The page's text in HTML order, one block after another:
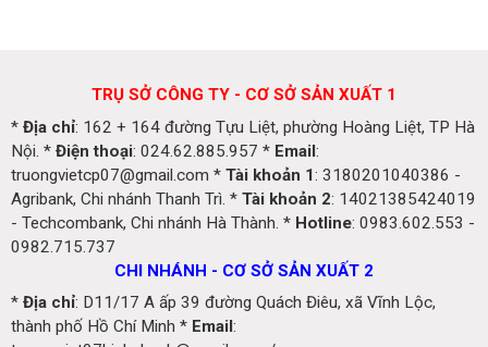
TRỤ SỞ CÔNG TY - CƠ SỞ SẢN XUẤT 1
* Địa chỉ: 162 + 164 đường Tựu Liệt, phường Hoàng Liệt, TP Hà
Nội. * Điện thoại: 024.62.885.957 * Email:
truongvietcp07@gmail.com * Tài khoản 1: 3180201040386 -
Agribank, Chi nhánh Thanh Trì. * Tài khoản 2: 14021385424019
- Techcombank, Chi nhánh Hà Thành. * Hotline: 0983.602.553 -
0982.715.737
CHI NHÁNH - CƠ SỞ SẢN XUẤT 2
* Địa chỉ: D11/17 A ấp 39 đường Quách Điêu, xã Vĩnh Lộc,
thành phố Hồ Chí Minh * Email :